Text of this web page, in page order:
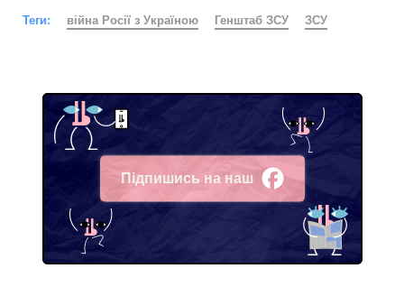
Теги: війна Росії з Україною Генштаб ЗСУ ЗСУ
Підпишись на наш
Facebook